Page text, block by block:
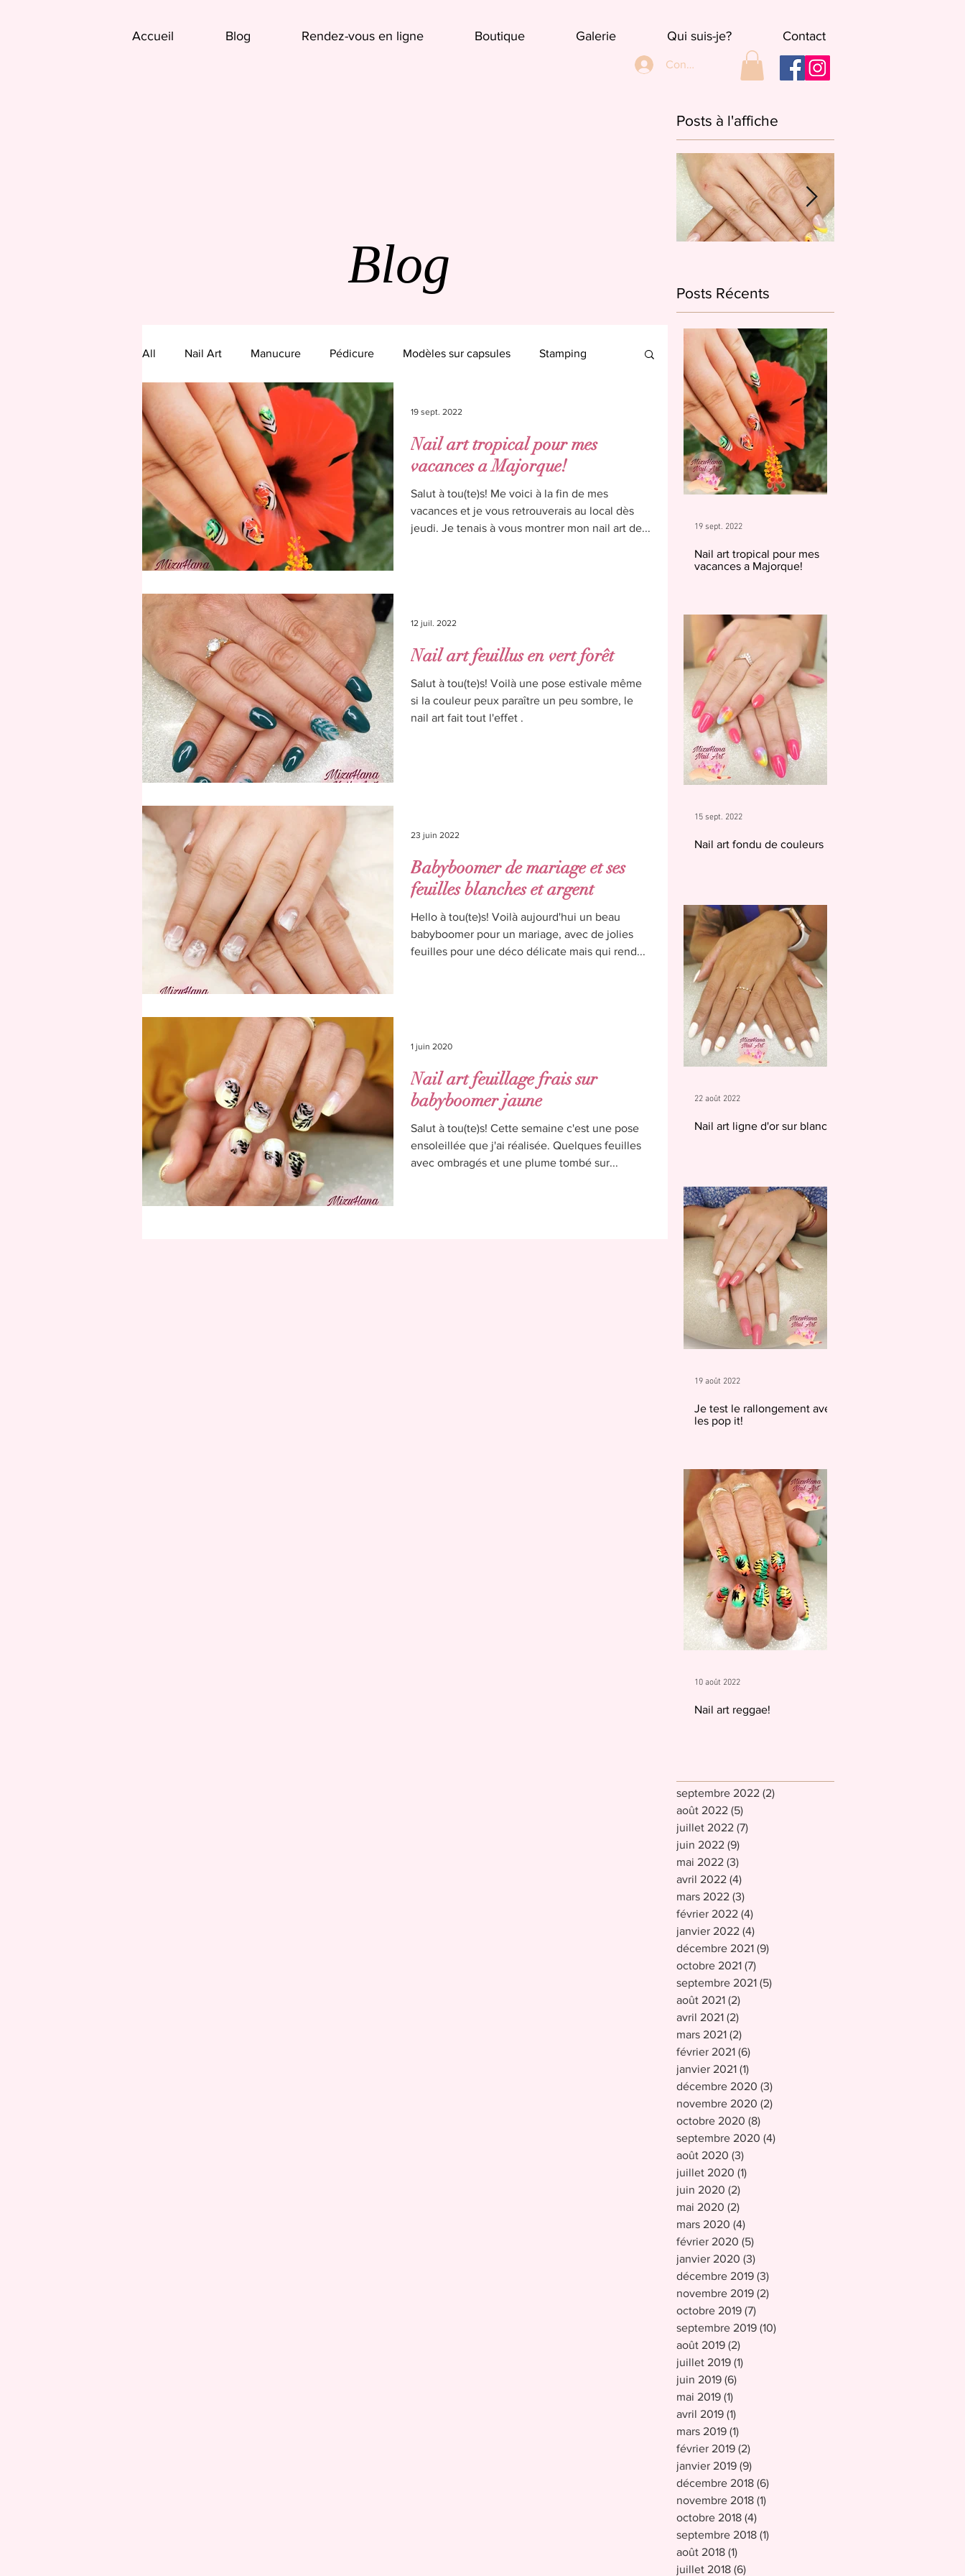
Accueil Blog Rendez-vous en ligne Boutique Galerie Qui suis-je? Contact
Connexion
Blog
Posts à l'affiche
Posts Récents
All Nail Art Manucure Pédicure Modèles sur capsules Stamping
Nail art tropical pour mes
vacances a Majorque!
Salut à tou(te)s! Me voici à la fin de mes
vacances et je vous retrouverais au local dès
jeudi. Je tenais à vous montrer mon nail art de...
19 sept. 2022
Nail art feuillus en vert forêt
Salut à tou(te)s! Voilà une pose estivale même
si la couleur peux paraître un peu sombre, le
nail art fait tout l'effet .
12 juil. 2022
Babyboomer de mariage et ses
feuilles blanches et argent
Hello à tou(te)s! Voilà aujourd'hui un beau
babyboomer pour un mariage, avec de jolies
feuilles pour une déco délicate mais qui rend...
23 juin 2022
Nail art feuillage frais sur
babyboomer jaune
Salut à tou(te)s! Cette semaine c'est une pose
ensoleillée que j'ai réalisée. Quelques feuilles
avec ombragés et une plume tombé sur...
1 juin 2020
Nail art tropical pour mes
vacances a Majorque!
19 sept. 2022
Nail art fondu de couleurs
15 sept. 2022
Nail art ligne d'or sur blanc
22 août 2022
Je test le rallongement avec
les pop it!
19 août 2022
Nail art reggae!
10 août 2022
septembre 2022 (2)
août 2022 (5)
juillet 2022 (7)
juin 2022 (9)
mai 2022 (3)
avril 2022 (4)
mars 2022 (3)
février 2022 (4)
janvier 2022 (4)
décembre 2021 (9)
octobre 2021 (7)
septembre 2021 (5)
août 2021 (2)
avril 2021 (2)
mars 2021 (2)
février 2021 (6)
janvier 2021 (1)
décembre 2020 (3)
novembre 2020 (2)
octobre 2020 (8)
septembre 2020 (4)
août 2020 (3)
juillet 2020 (1)
juin 2020 (2)
mai 2020 (2)
mars 2020 (4)
février 2020 (5)
janvier 2020 (3)
décembre 2019 (3)
novembre 2019 (2)
octobre 2019 (7)
septembre 2019 (10)
août 2019 (2)
juillet 2019 (1)
juin 2019 (6)
mai 2019 (1)
avril 2019 (1)
mars 2019 (1)
février 2019 (2)
janvier 2019 (9)
décembre 2018 (6)
novembre 2018 (1)
octobre 2018 (4)
septembre 2018 (1)
août 2018 (1)
juillet 2018 (6)